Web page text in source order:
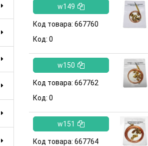
w149
Код товара: 667760
Код: 0
w150
Код товара: 667762
Код: 0
w151
Код товара: 667764